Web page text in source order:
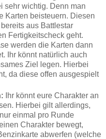
sehr wichtig. Denn man
Karten beisteuern. Diesen
aus Battlestar
Fertigkeitscheck geht.
werden die Karten dann
Ihr könnt natürlich auch
Ziel legen. Hierbei
da diese offen ausgespielt
Ihr könnt eure Charakter an
Hierbei gilt allerdings,
einmal pro Runde
Charakter bewegt,
abwerfen (welche